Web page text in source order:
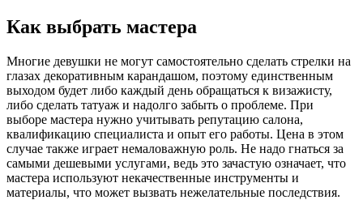
Как выбрать мастера
Многие девушки не могут самостоятельно сделать стрелки на
глазах декоративным карандашом, поэтому единственным
выходом будет либо каждый день обращаться к визажисту,
либо сделать татуаж и надолго забыть о проблеме. При
выборе мастера нужно учитывать репутацию салона,
квалификацию специалиста и опыт его работы. Цена в этом
случае также играет немаловажную роль. Не надо гнаться за
самыми дешевыми услугами, ведь это зачастую означает, что
мастера используют некачественные инструменты и
материалы, что может вызвать нежелательные последствия.